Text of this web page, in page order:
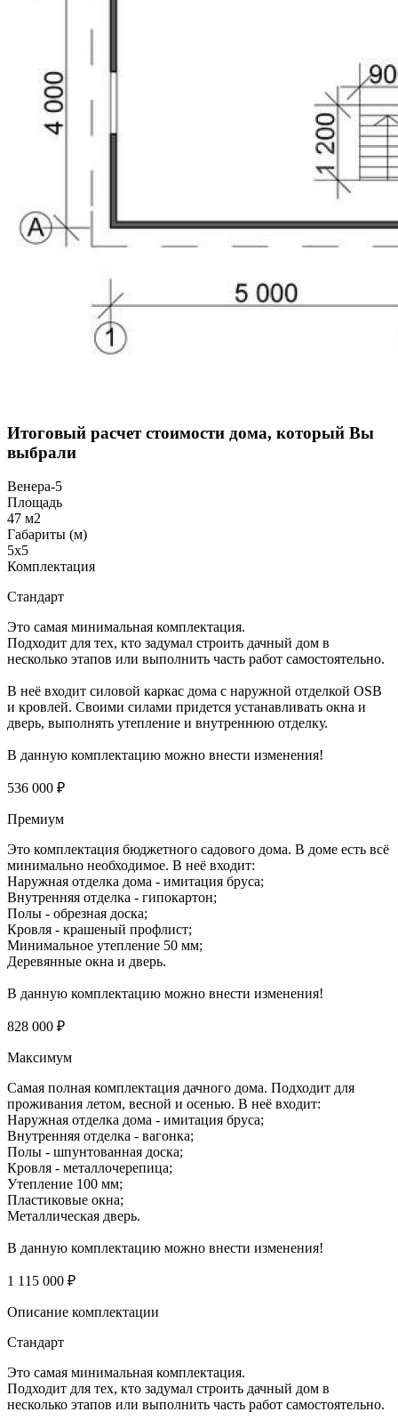
Итоговый расчет стоимости дома, который Вы
выбрали
Венера-5
Площадь
47 м2
Габариты (м)
5х5
Комплектация
Стандарт
Это самая минимальная комплектация.
Подходит для тех, кто задумал строить дачный дом в
несколько этапов или выполнить часть работ самостоятельно.
В неё входит силовой каркас дома с наружной отделкой OSB
и кровлей. Своими силами придется устанавливать окна и
дверь, выполнять утепление и внутреннюю отделку.
В данную комплектацию можно внести изменения!
536 000 ₽
Премиум
Это комплектация бюджетного садового дома. В доме есть всё
минимально необходимое. В неё входит:
Наружная отделка дома - имитация бруса;
Внутренняя отделка - гипокартон;
Полы - обрезная доска;
Кровля - крашеный профлист;
Минимальное утепление 50 мм;
Деревянные окна и дверь.
В данную комплектацию можно внести изменения!
828 000 ₽
Максимум
Самая полная комплектация дачного дома. Подходит для
проживания летом, весной и осенью. В неё входит:
Наружная отделка дома - имитация бруса;
Внутренняя отделка - вагонка;
Полы - шпунтованная доска;
Кровля - металлочерепица;
Утепление 100 мм;
Пластиковые окна;
Металлическая дверь.
В данную комплектацию можно внести изменения!
1 115 000 ₽
Описание комплектации
Стандарт
Это самая минимальная комплектация.
Подходит для тех, кто задумал строить дачный дом в
несколько этапов или выполнить часть работ самостоятельно.